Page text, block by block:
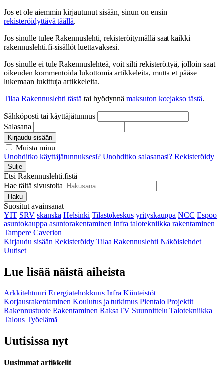
Jos et ole aiemmin kirjautunut sisään, sinun on ensin
rekisteröidyttävä täällä.
Jos sinulle tulee Rakennuslehti, rekisteröitymällä saat kaikki
rakennuslehti.fi-sisällöt luettavaksesi.
Jos sinulle ei tule Rakennuslehteä, voit silti rekisteröityä, jolloin saat
oikeuden kommentoida lukottomia artikkeleita, mutta et pääse
lukemaan lukittuja artikkeleita.
Tilaa Rakennuslehti tästä tai hyödynnä maksuton koejakso tästä.
Sähköposti tai käyttäjätunnus
Salasana
Kirjaudu sisään
Muista minut
Unohditko käyttäjätunnuksesi? Unohditko salasanasi? Rekisteröidy
Sulje
Etsi Rakennuslehti.fistä
Hae tältä sivustolta
Haku
Suositut avainsanat
YIT SRV skanska Helsinki Tilastokeskus yrityskauppa NCC Espoo
asuntokauppa asuntorakentaminen Infra talotekniikka rakentaminen
Tampere Caverion
Kirjaudu sisään Rekisteröidy Tilaa Rakennuslehti Näköislehdet
Uutiset
Lue lisää näistä aiheista
Arkkitehtuuri Energiatehokkuus Infra Kiinteistöt
Korjausrakentaminen Koulutus ja tutkimus Pientalo Projektit
Rakennustuote Rakentaminen RaksaTV Suunnittelu Talotekniikka
Talous Työelämä
Uutisissa nyt
Uusimmat artikkelit